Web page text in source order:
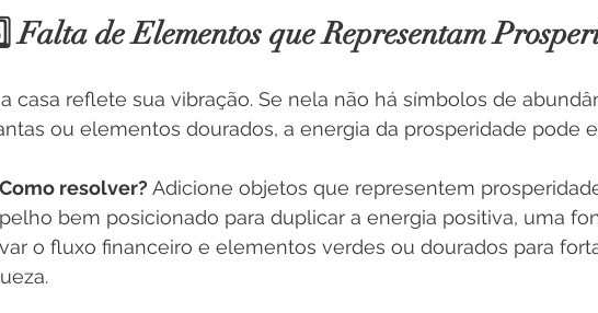
Falta de Elementos que Representam
casa reflete sua vibração. Se nela não há símbolos de
ou elementos dourados, a energia da prosperidade pode
Como resolver? Adicione objetos que representem
bem posicionado para duplicar a energia positiva, uma
o fluxo financeiro e elementos verdes ou dourados para